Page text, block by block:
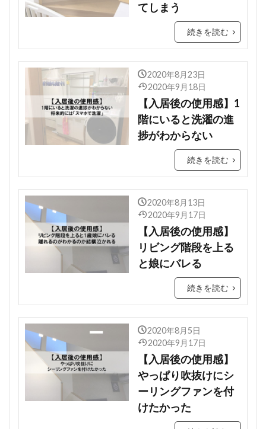
てしまう
続きを読む
2020年8月23日
2020年9月18日
【入居後の使用感】1
階にいると洗濯の進
捗がわからない
続きを読む
2020年8月13日
2020年9月17日
【入居後の使用感】
リビング階段を上る
と娘にバレる
続きを読む
2020年8月5日
2020年9月17日
【入居後の使用感】
やっぱり吹抜けにシ
ーリングファンを付
けたかった